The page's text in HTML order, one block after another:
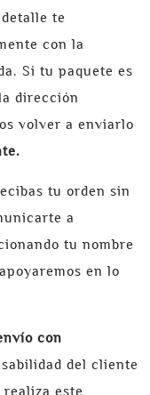
te
con la
Si tu paquete es
dirección
volver a enviarlo
tu orden sin
a
tu nombre
en lo
con
del cliente
este